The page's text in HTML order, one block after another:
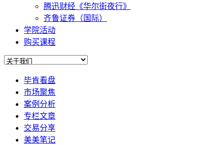
腾迅财经《华尔街夜行》
齐鲁证券（国际）
学院活动
购买课程
毕肯看盘
市场聚焦
案例分析
专栏文章
交易分享
美美笔记